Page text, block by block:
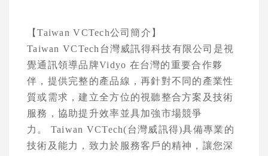
【Taiwan VCTech公司簡介】
Taiwan VCTech 台灣威訊得科技有限公司是視
覺通訊領導品牌Vidyo 在台灣的重要合作夥
伴，提供完整的產品線，再針對不同的產業性
質或需求，建立全方位的視聽整合方案及技術
服務，協助提升效率並具加強市場競爭
力。
Taiwan VCTech(台灣威訊得)具備專業的
技術及能力，致力於服務客戶的精神，讓您深